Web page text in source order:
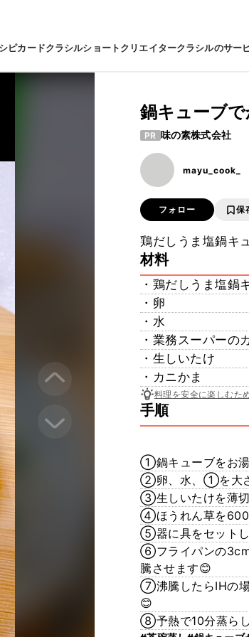
ピカードクラシルショートクリエイタークラシルのサー
鍋キューブ
PR 味の素株式会社
mayu_cook_
フォロー 保
鶏だしうま塩鍋キ
材料
・鶏だしうま塩鍋
・卵
・水
・業務スーパーの
・生しいたけ
・カニかま
料理を安全に楽しむた
手順
①鍋キューブをお
②卵、水、①を大
③生しいたけを薄
④ほうれん草を
⑤器に具をセットし
⑥フライパンの3cm
騰させます😊
⑦沸騰したらIHの場
😊
⑧予熱で10分蒸ら